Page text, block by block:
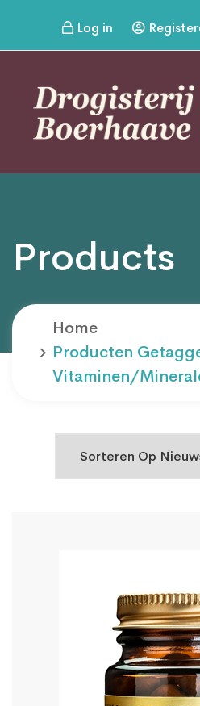
Log in
Products
Home
Producten
Vitaminen/